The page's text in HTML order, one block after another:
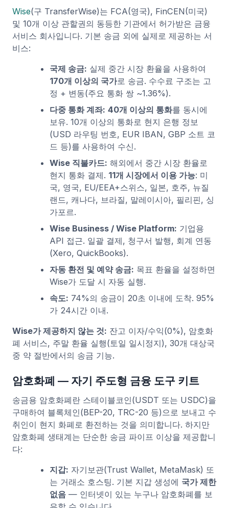
Wise(구 TransferWise)는 FCA(영국), FinCEN(미국)
및 10개 이상 관할권의 동등한 기관에서 허가받은 금융
서비스 회사입니다. 기본 송금 외에 실제로 제공하는 서
비스:
국제 송금: 실제 중간 시장 환율을 사용하여
170개 이상의 국가로 송금. 수수료 구조는 고
정 + 변동(주요 통화 쌍 ~1.36%).
다중 통화 계좌: 40개 이상의 통화를 동시에
보유. 10개 이상의 통화로 현지 은행 정보
(USD 라우팅 번호, EUR IBAN, GBP 소트 코
드 등)를 사용하여 수신.
Wise 직불카드: 해외에서 중간 시장 환율로
현지 통화 결제. 11개 시장에서 이용 가능: 미
국, 영국, EU/EEA+스위스, 일본, 호주, 뉴질
랜드, 캐나다, 브라질, 말레이시아, 필리핀, 싱
가포르.
Wise Business / Wise Platform: 기업용
API 접근. 일괄 결제, 청구서 발행, 회계 연동
(Xero, QuickBooks).
자동 환전 및 예약 송금: 목표 환율을 설정하면
Wise가 도달 시 자동 실행.
속도: 74%의 송금이 20초 이내에 도착. 95%
가 24시간 이내.
Wise가 제공하지 않는 것: 잔고 이자/수익(0%), 암호화
폐 서비스, 주말 환율 실행(토일 일시정지), 30개 대상국
중 약 절반에서의 송금 기능.
암호화폐 — 자기 주도형 금융 도구 키트
송금용 암호화폐란 스테이블코인(USDT 또는 USDC)을
구매하여 블록체인(BEP-20, TRC-20 등)으로 보내고 수
취인이 현지 화폐로 환전하는 것을 의미합니다. 하지만
암호화폐 생태계는 단순한 송금 파이프 이상을 제공합니
다:
지갑: 자기보관(Trust Wallet, MetaMask) 또
는 거래소 호스팅. 기본 지갑 생성에 국가 제한
없음— 인터넷이 있는 누구나 암호화폐를 보